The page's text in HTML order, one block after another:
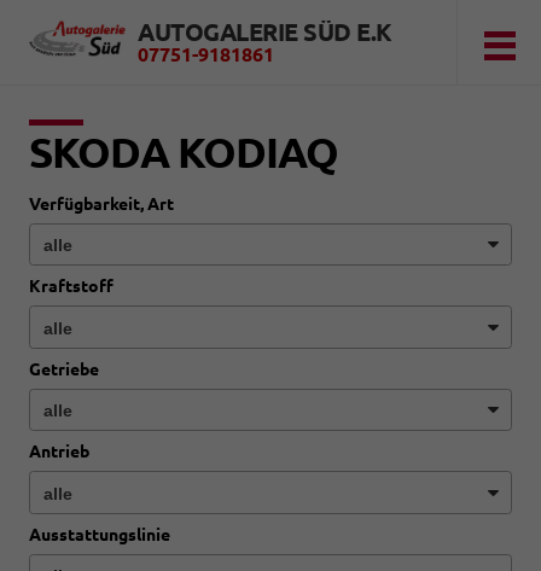
AUTOGALERIE SÜD E.K
07751-9181861
SKODA KODIAQ
Verfügbarkeit, Art
Kraftstoff
Getriebe
Antrieb
Ausstattungslinie